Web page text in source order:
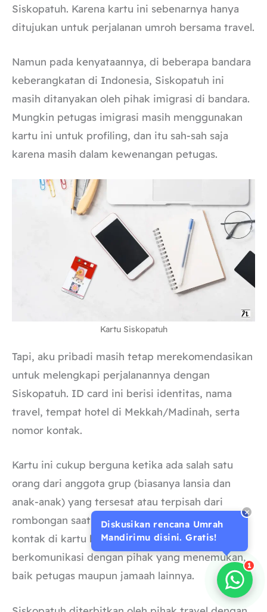
Siskopatuh. Karena kartu ini sebenarnya hanya
ditujukan untuk perjalanan umroh bersama travel.
Namun pada kenyataannya, di beberapa bandara
keberangkatan di Indonesia, Siskopatuh ini
masih ditanyakan oleh pihak imigrasi di bandara.
Mungkin petugas imigrasi masih menggunakan
kartu ini untuk profiling, dan itu sah-sah saja
karena masih dalam kewenangan petugas.
Kartu Siskopatuh
Tapi, aku pribadi masih tetap merekomendasikan
untuk melengkapi perjalanannya dengan
Siskopatuh. ID card ini berisi identitas, nama
travel, tempat hotel di Mekkah/Madinah, serta
nomor kontak.
Kartu ini cukup berguna ketika ada salah satu
orang dari anggota grup (biasanya lansia dan
anak-anak) yang tersesat atau terpisah dari
rombongan saat di luar. Lokasi hotel dan nomor
kontak di kartu bisa digunakan untuk
berkomunikasi dengan pihak yang menemukan,
baik petugas maupun jamaah lainnya.
1
Diskusikan rencana Umrah
Mandirimu disini. Gratis!